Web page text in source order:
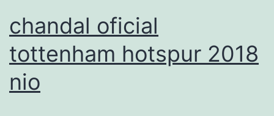
chandal oficial
tottenham hotspur 2018
nio